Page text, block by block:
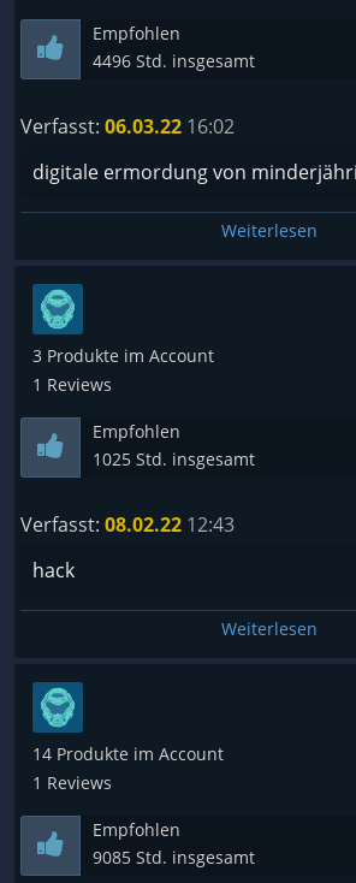
Empfohlen
4496 Std. insgesamt
Verfasst: 06.03.22 16:02
digitale ermordung von
Weiterlesen
3 Produkte im Account
1 Reviews
Empfohlen
1025 Std. insgesamt
Verfasst: 08.02.22 12:43
hack
Weiterlesen
14 Produkte im Account
1 Reviews
Empfohlen
9085 Std. insgesamt